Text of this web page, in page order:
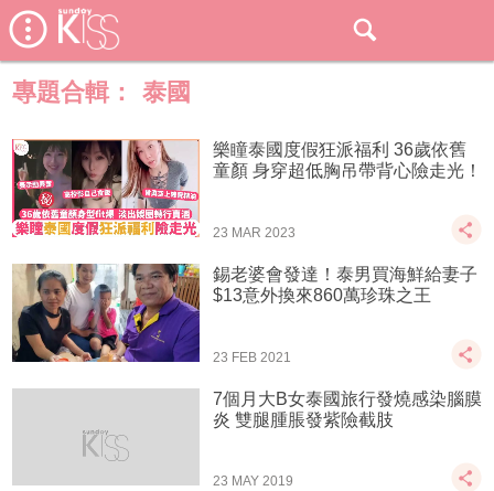
專題合輯： 泰國
樂瞳泰國度假狂派福利 36歲依舊
童顏 身穿超低胸吊帶背心險走光！
23 MAR 2023
錫老婆會發達！泰男買海鮮給妻子
$13意外換來860萬珍珠之王
23 FEB 2021
7個月大B女泰國旅行發燒感染腦膜
炎 雙腿腫脹發紫險截肢
23 MAY 2019